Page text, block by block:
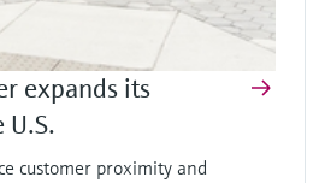
expands its
U.S.
customer proximity and